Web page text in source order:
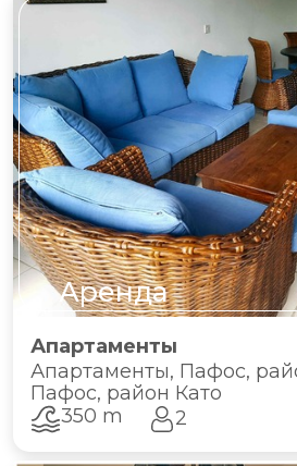
Аренда
Апартаменты
Апартаменты, Пафос,
Пафос, район Като
350 m
2